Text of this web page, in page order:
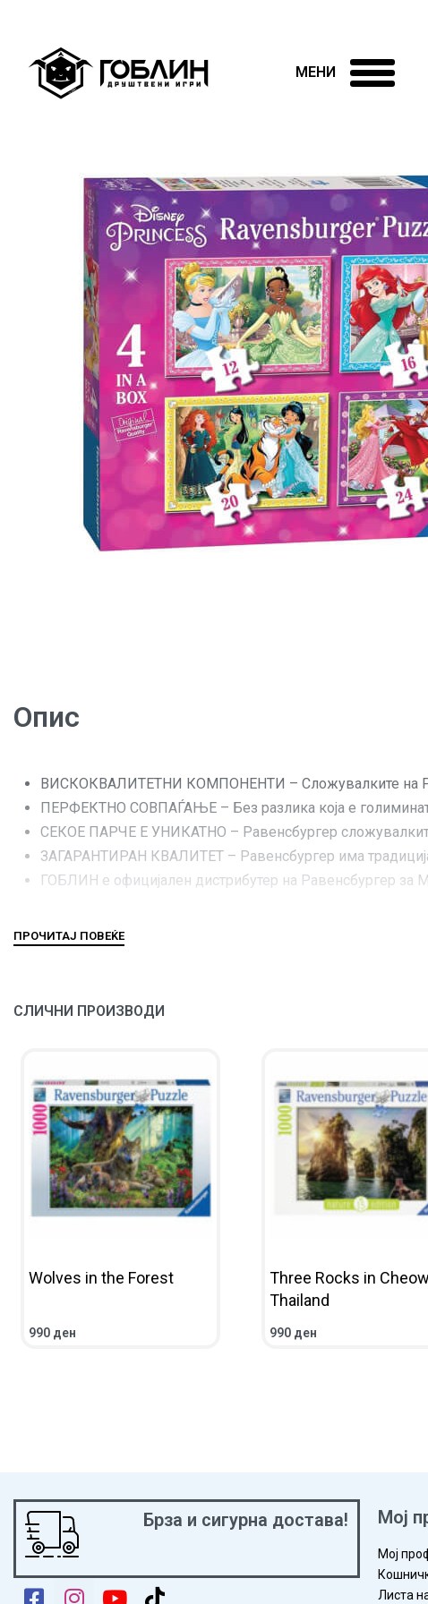
Опис
ВИСКОКВАЛИТЕТНИ КОМПОНЕНТИ – Сложувалките на
ПЕРФЕКТНО СОВПАЃАЊЕ – Без разлика која е
СЕКОЕ ПАРЧЕ Е УНИКАТНО – Равенсбургер
ЗАГАРАНТИРАН КВАЛИТЕТ – Равенсбургер има
ГОБЛИН е официјален дистрибутер на Равенсбургер за
СЛИЧНИ ПРОИЗВОДИ
Wolves in the Forest
990 ден
Three Rocks in
Thailand
990 ден
Брза и сигурна достава! Мој
Мој
Листа